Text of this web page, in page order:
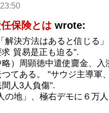
23:50
保険とは wrote:
解決方法はあると信じる
貿易是正も迫る".
略）周顕徳中遣使齎金、
てある。 "サウジ主導軍
人3人負傷".
の地」、極右デモに６万